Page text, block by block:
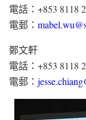
電話：+853 8118
電郵：
鄭文軒
電話：+853 8118
電郵：